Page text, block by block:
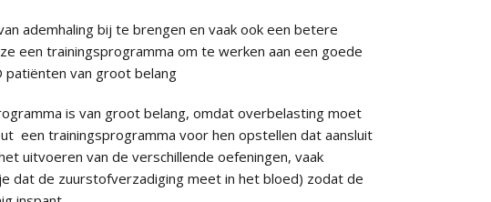
ademhaling bij te brengen en vaak ook een betere
een trainingsprogramma om te werken aan een goede
van groot belang
is van groot belang, omdat overbelasting moet
een trainingsprogramma voor hen opstellen dat aansluit
uitvoeren van de verschillende oefeningen, vaak
de zuurstofverzadiging meet in het bloed) zodat de